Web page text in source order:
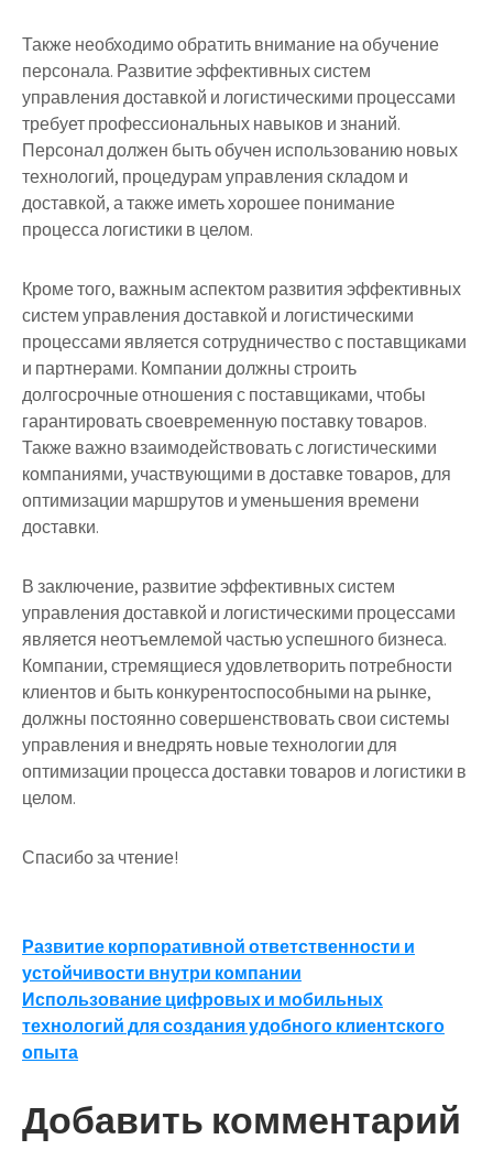
Также необходимо обратить внимание на обучение
персонала. Развитие эффективных систем
управления доставкой и логистическими процессами
требует профессиональных навыков и знаний.
Персонал должен быть обучен использованию новых
технологий, процедурам управления складом и
доставкой, а также иметь хорошее понимание
процесса логистики в целом.
Кроме того, важным аспектом развития эффективных
систем управления доставкой и логистическими
процессами является сотрудничество с поставщиками
и партнерами. Компании должны строить
долгосрочные отношения с поставщиками, чтобы
гарантировать своевременную поставку товаров.
Также важно взаимодействовать с логистическими
компаниями, участвующими в доставке товаров, для
оптимизации маршрутов и уменьшения времени
доставки.
В заключение, развитие эффективных систем
управления доставкой и логистическими процессами
является неотъемлемой частью успешного бизнеса.
Компании, стремящиеся удовлетворить потребности
клиентов и быть конкурентоспособными на рынке,
должны постоянно совершенствовать свои системы
управления и внедрять новые технологии для
оптимизации процесса доставки товаров и логистики в
целом.
Спасибо за чтение!
Навигация
по
записям
Развитие корпоративной ответственности и
устойчивости внутри компании
Использование цифровых и мобильных
технологий для создания удобного клиентского
опыта
Добавить комментарий